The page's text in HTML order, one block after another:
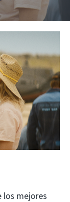
los mejores